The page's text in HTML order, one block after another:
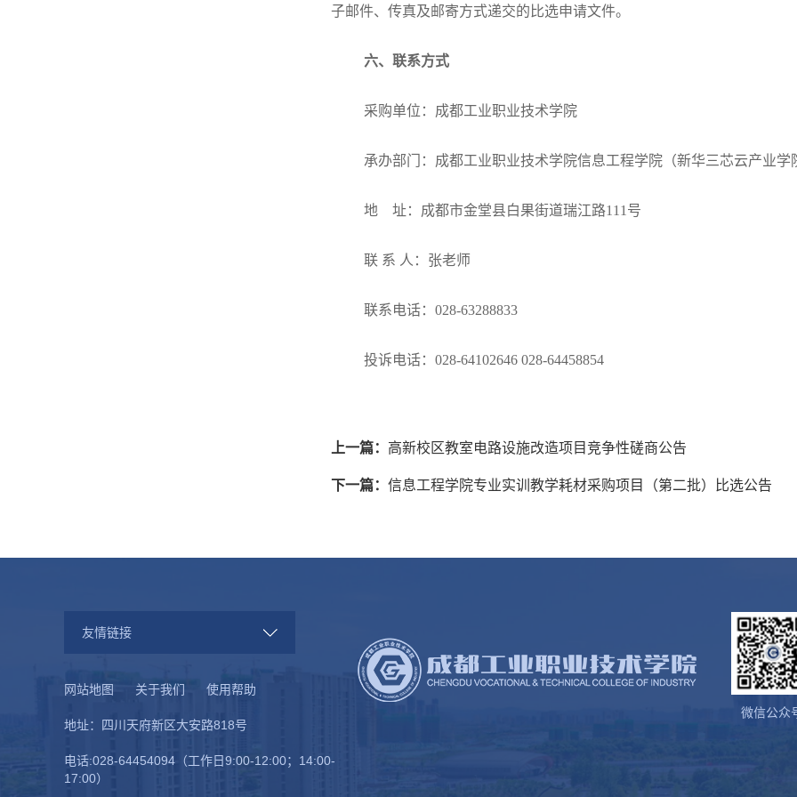
子邮件、传真及邮寄方式递交的比选申请文件。
六、联系方式
采购单位：成都工业职业技术学院
承办部门：成都工业职业技术学院信息工程学院（新华三芯云产业学
地 址：成都市金堂县白果街道瑞江路111号
联 系 人： 张老师
联系电话： 028-63288833
投诉电话： 028-64102646 028-64458854
上一篇： 高新校区教室电路设施改造项目竞争性磋商公告
下一篇： 信息工程学院专业实训教学耗材采购项目（第二批）比选公告
友情链接
网站地图 关于我们 使用帮助
地址：四川天府新区大安路818号
电话:028-64454094（工作日9:00-12:00；14:00-
17:00）
微信公众